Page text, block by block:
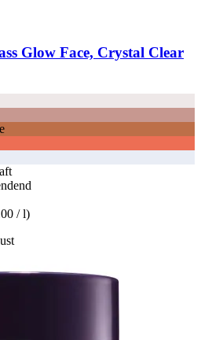
Glow Face, Crystal Clear
/ l)